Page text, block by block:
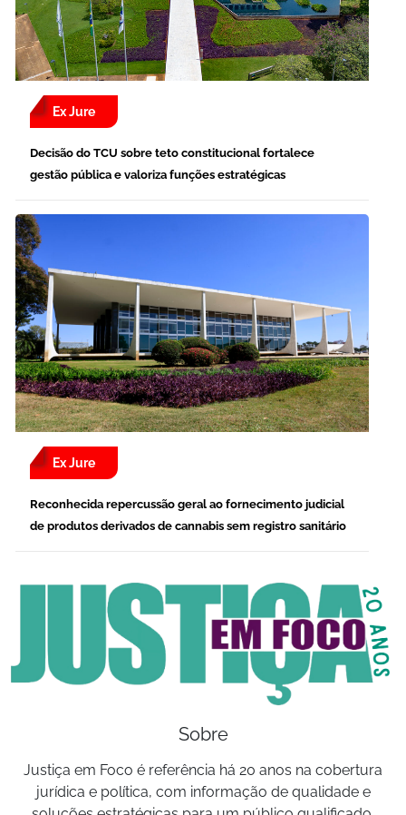
Ex Jure
Decisão do TCU sobre teto constitucional fortalece
gestão pública e valoriza funções estratégicas
Ex Jure
Reconhecida repercussão geral ao fornecimento judicial
de produtos derivados de cannabis sem registro sanitário
Sobre
Justiça em Foco é referência há 20 anos na cobertura
jurídica e política, com informação de qualidade e